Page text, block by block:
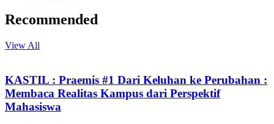
Recommended
View All
KASTIL : Praemis #1 Dari Keluhan ke Perubahan :
Membaca Realitas Kampus dari Perspektif
Mahasiswa